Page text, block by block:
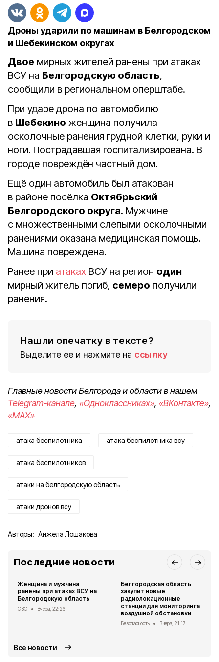
Дроны ударили по машинам в Белгородском
и Шебекинском округах
Двое мирных жителей ранены при атаках
ВСУ на Белгородскую область,
сообщили в региональном оперштабе.
При ударе дрона по автомобилю
в Шебекино женщина получила
осколочные ранения грудной клетки, руки и
ноги. Пострадавшая госпитализирована. В
городе повреждён частный дом.
Ещё один автомобиль был атакован
в районе посёлка Октябрьский
Белгородского округа. Мужчине
с множественными слепыми осколочными
ранениями оказана медицинская помощь.
Машина повреждена.
Ранее при атаках ВСУ на регион один
мирный житель погиб, семеро получили
ранения.
Нашли опечатку в тексте?
Выделите ее и нажмите на ссылку
Главные новости Белгорода и области в нашем
Telegram-канале, «Одноклассниках», «ВКонтакте»,
«MAX»
атака беспилотника атака беспилотника всу
атака беспилотников
атаки на белгородскую область
атаки дронов всу
Авторы: Анжела Лошакова
Последние новости
Женщина и мужчина
ранены при атаках ВСУ на
Белгородскую область
СВО Вчера, 22:26
Белгородская область
закупит новые
радиолокационные
станции для мониторинга
воздушной обстановки
Безопасность Вчера, 21:17
Все новости